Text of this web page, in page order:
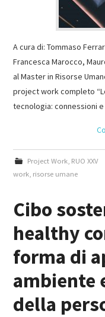
A cura di: Tommaso
Francesca Marocco,
al Master in Risorse
project work completo
tecnologia: connessioni
Project Work, RUO XXV
work risorse umane
Cibo
healthy
forma di
ambiente
della